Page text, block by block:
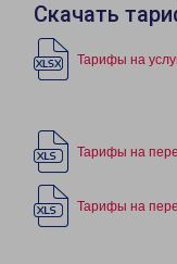
Скачать
Тарифы на
Тарифы на
Тарифы на